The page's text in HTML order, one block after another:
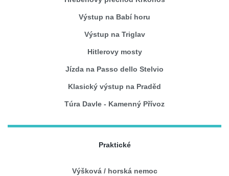
Výstup na Babí horu
Výstup na Triglav
Hitlerovy mosty
Jízda na Passo dello Stelvio
Klasický výstup na Praděd
Túra Davle - Kamenný Přívoz
Praktické
Výšková / horská nemoc